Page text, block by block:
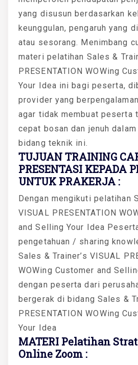
yang disusun berdasarkan
keunggulan, pengaruh yang
atau sesorang. Menimbang
materi pelatihan Sales &
PRESENTATION WOWing
Your Idea ini bagi peserta,
provider yang
agar tidak membuat peserta
cepat bosan dan jenuh
bidang teknik ini.
TUJUAN TRAINING
PRESENTASI KEPADA
UNTUK PRAKERJA :
Dengan mengikuti pelatihan
VISUAL PRESENTATION
and Selling Your Idea
pengetahuan / sharing
Sales & Trainer’s VISUAL
WOWing Customer and
dengan peserta dari
bergerak di bidang Sales &
PRESENTATION WOWing
Your Idea
MATERI Pelatihan
Online Zoom :